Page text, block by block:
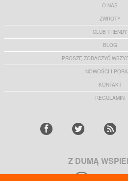
O NAS
ZWROTY
CLUB TRENDY
BLOG
PROSZĘ ZOBACZYĆ
NOWOŚCI I
KONTAKT
REGULAMIN
Z DUMĄ